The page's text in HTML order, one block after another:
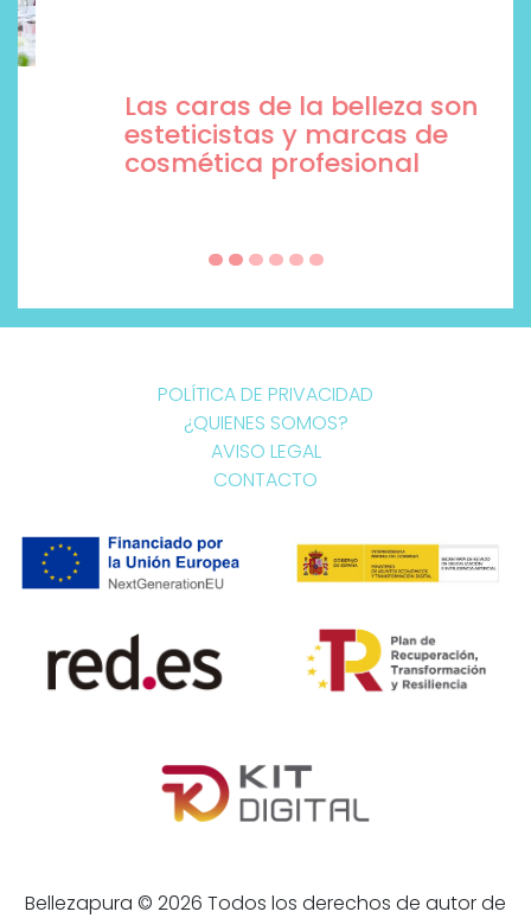
Las caras de la belleza son
esteticistas y marcas de
cosmética profesional
POLÍTICA DE PRIVACIDAD
¿QUIENES SOMOS?
AVISO LEGAL
CONTACTO
Bellezapura © 2026 Todos los derechos de autor de